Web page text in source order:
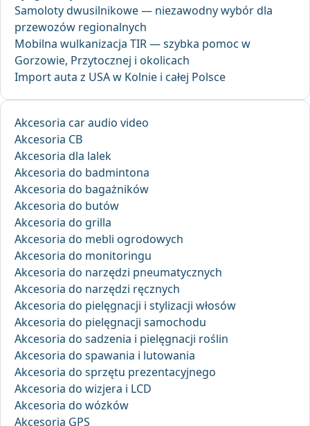
Samoloty dwusilnikowe — niezawodny wybór dla
przewozów regionalnych
Mobilna wulkanizacja TIR — szybka pomoc w
Gorzowie, Przytocznej i okolicach
Import auta z USA w Kolnie i całej Polsce
Akcesoria car audio video
Akcesoria CB
Akcesoria dla lalek
Akcesoria do badmintona
Akcesoria do bagażników
Akcesoria do butów
Akcesoria do grilla
Akcesoria do mebli ogrodowych
Akcesoria do monitoringu
Akcesoria do narzędzi pneumatycznych
Akcesoria do narzędzi ręcznych
Akcesoria do pielęgnacji i stylizacji włosów
Akcesoria do pielęgnacji samochodu
Akcesoria do sadzenia i pielęgnacji roślin
Akcesoria do spawania i lutowania
Akcesoria do sprzętu prezentacyjnego
Akcesoria do wizjera i LCD
Akcesoria do wózków
Akcesoria GPS